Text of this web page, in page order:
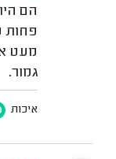
הם
פחות
מעט
גמור.
איכות